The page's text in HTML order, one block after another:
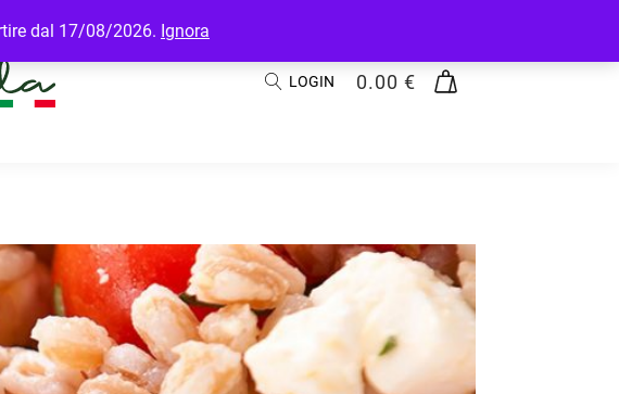
dal 17/08/2026. Ignora
LOGIN 0.00 €